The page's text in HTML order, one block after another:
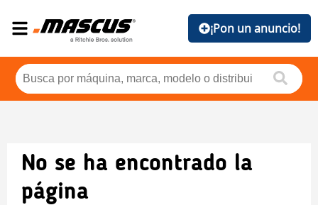
¡Pon un anuncio!
No se ha encontrado la
página